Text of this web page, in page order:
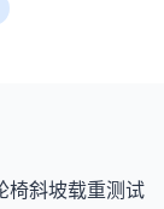
椅斜坡载重测试